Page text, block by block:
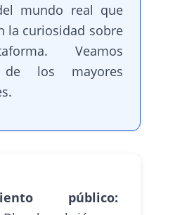
mundo real que
la curiosidad sobre
Veamos
de los mayores
público: